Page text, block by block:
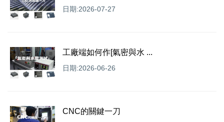
日期:2026-07-27
工廠端如何作[氣密與水 ...
日期:2026-06-26
CNC的關鍵一刀